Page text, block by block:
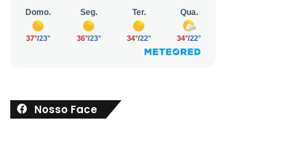
Nosso Face